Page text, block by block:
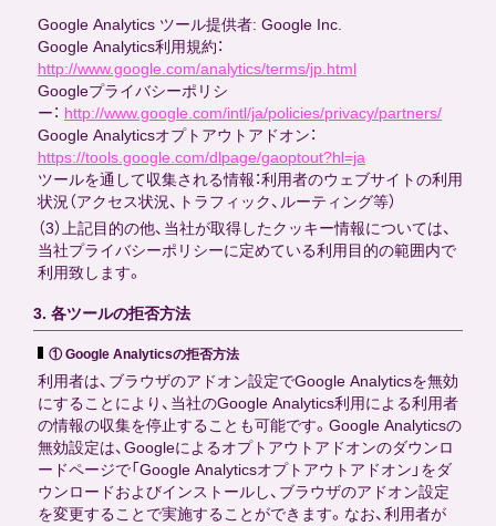
Google Analytics ツール提供者: Google Inc.
Google Analytics利用規約：
http://www.google.com/analytics/terms/jp.html
Googleプライバシーポリシ
ー： http://www.google.com/intl/ja/policies/privacy/partners/
Google Analyticsオプトアウトアドオン：
https://tools.google.com/dlpage/gaoptout?hl=ja
ツールを通して収集される情報：利用者のウェブサイトの利用
状況（アクセス状況、トラフィック、ルーティング等）
（3）上記目的の他、当社が取得したクッキー情報については、
当社プライバシーポリシーに定めている利用目的の範囲内で
利用致します。
3. 各ツールの拒否方法
① Google Analyticsの拒否方法
利用者は、ブラウザのアドオン設定でGoogle Analyticsを無効
にすることにより、当社のGoogle Analytics利用による利用者
の情報の収集を停止することも可能です。Google Analyticsの
無効設定は、Googleによるオプトアウトアドオンのダウンロ
ードページで「Google Analyticsオプトアウトアドオン」をダ
ウンロードおよびインストールし、ブラウザのアドオン設定
を変更することで実施することができます。なお、利用者が